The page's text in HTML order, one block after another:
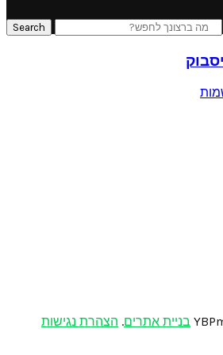
Search
בניית אתרים. הצהרת נגישות